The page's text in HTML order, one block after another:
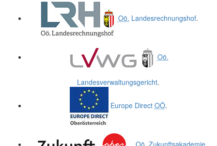
Oö. Landesrechnungshof.
Oö.
Landesverwaltungsgericht.
Europe Direct OÖ.
Oö. Zukunftsakademie.